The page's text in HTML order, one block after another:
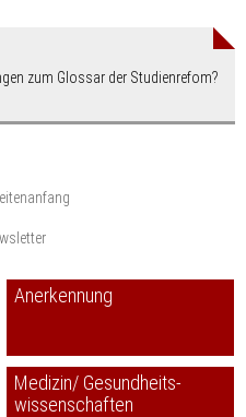
zum Glossar der Studienrefom?
Anerkennung
Medizin/ Gesundheits-
wissenschaften